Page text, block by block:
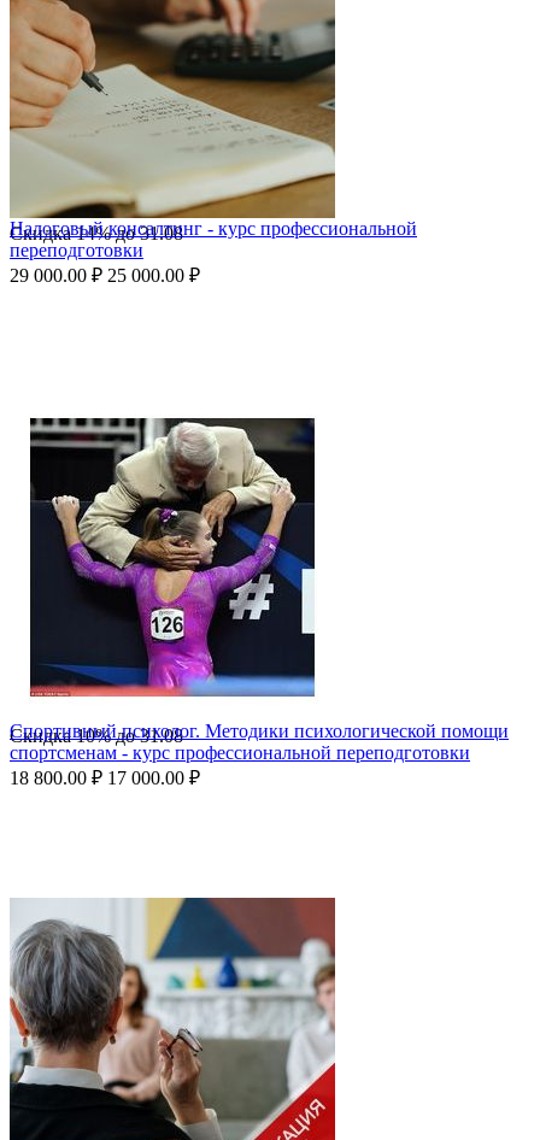
Скидка14%до31.08
Налоговый консалтинг - курс профессиональной
переподготовки
29 000.00 ₽ 25 000.00 ₽
Скидка10%до31.08
Спортивный психолог. Методики психологической помощи
спортсменам - курс профессиональной переподготовки
18 800.00 ₽ 17 000.00 ₽